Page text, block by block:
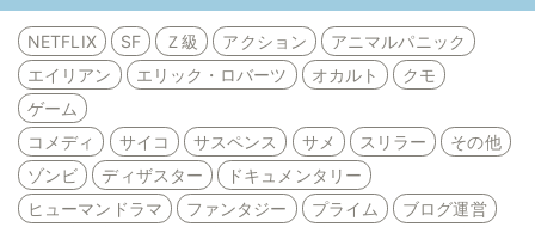
NETFLIX SF Ｚ級 アクション
アニマルパニック
エイリアン
エリック・ロバーツ オカルト
クモ
ゲーム
コメディ
サイコ サスペンス サメ スリラー
その他
ゾンビ
ディザスター
ドキュメンタリー
ヒューマンドラマ
ファンタジー プライム ブログ運営